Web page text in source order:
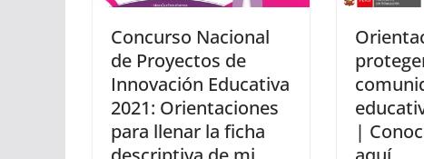
Concurso Nacional
de Proyectos de
Innovación Educativa
2021: Orientaciones
para llenar la ficha
|